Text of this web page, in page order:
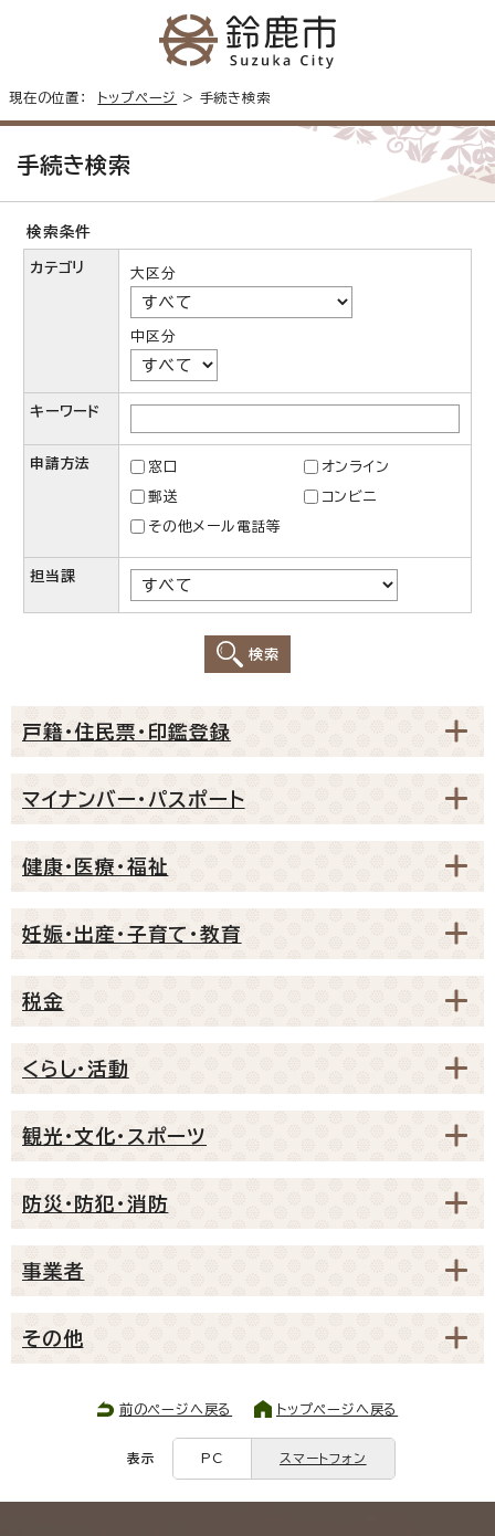
現在の位置： トップページ > 手続き検索
手続き検索
検索条件
カテゴリ 大区分
中区分
キーワード
申請方法 窓口 オンライン
郵送 コンビニ
その他メール電話等
担当課
検索
戸籍・住民票・印鑑登録
マイナンバー・パスポート
健康・医療・福祉
妊娠・出産・子育て・教育
税金
くらし・活動
観光・文化・スポーツ
防災・防犯・消防
事業者
その他
前のページへ戻る トップページへ戻る
表示 PC スマートフォン